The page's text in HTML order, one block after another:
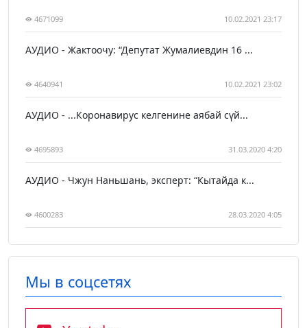
4671099 10.02.2021 23:17
АУДИО - Жактоочу: “Депутат Жумалиевдин 16 ...
4640941 10.02.2021 23:02
АУДИО - ...Коронавирус келгенине аябай сүй...
4695893 31.03.2020 4:20
АУДИО - Чжун Наньшань, эксперт: “Кытайда к...
4600283 28.03.2020 4:05
Мы в соцсетях